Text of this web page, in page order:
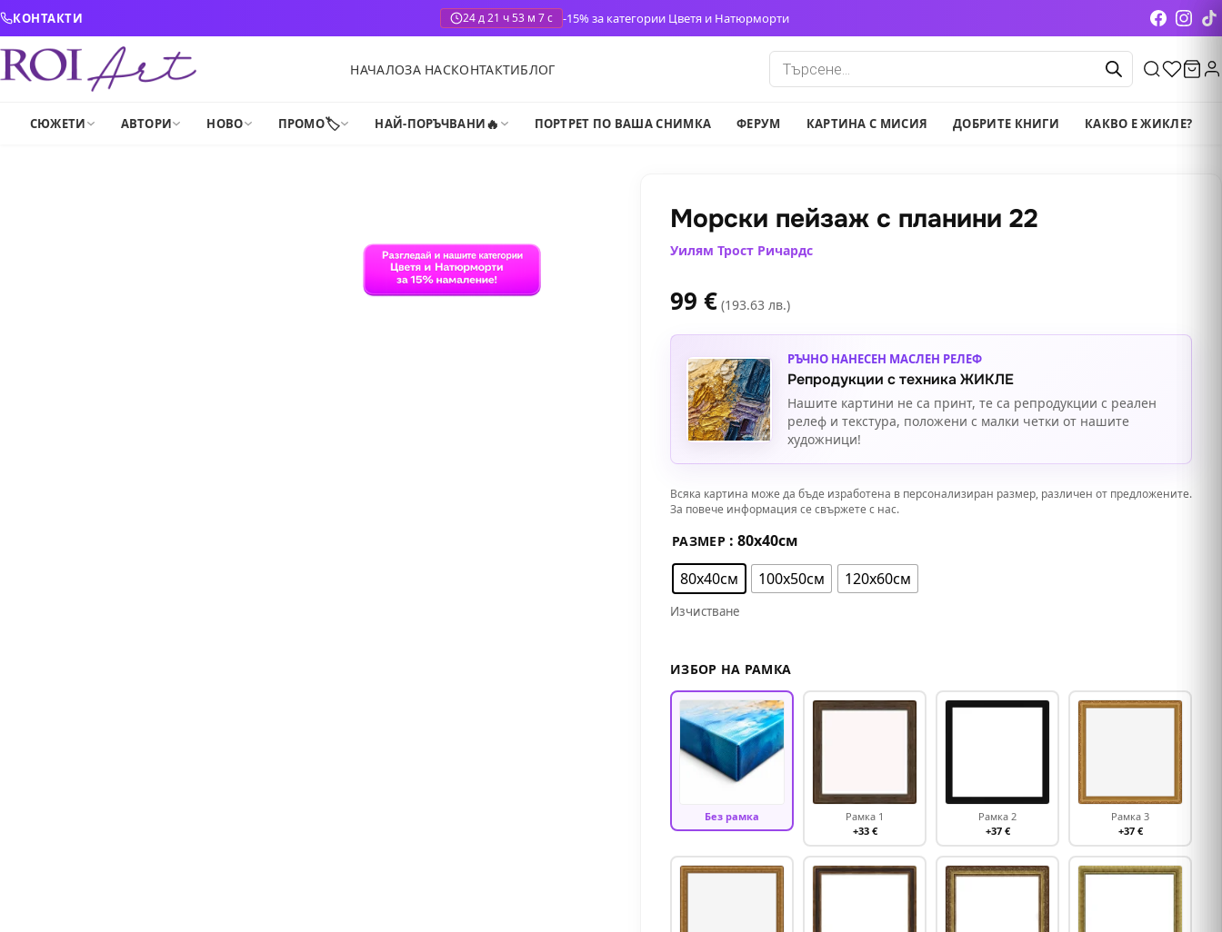
Skip to content
КОНТАКТИ 24 д 21 ч 53 м 6 с -15% за категории Цветя и Натюрморти
НАЧАЛОЗА НАСКОНТАКТИБЛОГ
Products
search
СЮЖЕТИ АВТОРИ НОВО ПРОМО🏷️ НАЙ-ПОРЪЧВАНИ🔥 ПОРТРЕТ ПО ВАША СНИМКА ФЕРУМ КАРТИНА С МИСИЯ ДОБРИТЕ КНИГИ КАКВО Е ЖИКЛЕ?
Морски пейзаж с планини 22
Уилям Трост Ричардс
99 € (193.63 лв.)
РЪЧНО НАНЕСЕН МАСЛЕН РЕЛЕФ
Репродукции с техника ЖИКЛЕ
Нашите картини не са принт, те са репродукции с реален
релеф и текстура, положени с малки четки от нашите
художници!
Всяка картина може да бъде изработена в персонализиран размер, различен от предложените.
За повече информация се свържете с нас.
РАЗМЕР : 80х40см
80х40см
100х50см 120х60см
Изчистване
ИЗБОР НА РАМКА
Без рамка
Рамка 1
+33 €
Рамка 2
+37 €
Рамка 3
+37 €